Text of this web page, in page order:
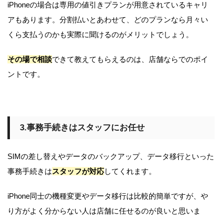
iPhoneの場合は専用の値引きプランが用意されているキャリ
アもあります。分割払いとあわせて、どのプランなら月々い
くら支払うのかも実際に聞けるのがメリットでしょう。
その場で相談できて教えてもらえるのは、店舗ならでのポイ
ントです。
3.事務手続きはスタッフにお任せ
SIMの差し替えやデータのバックアップ、データ移行といった
事務手続きはスタッフが対応してくれます。
iPhone同士の機種変更やデータ移行は比較的簡単ですが、や
り方がよく分からない人は店舗に任せるのが良いと思いま